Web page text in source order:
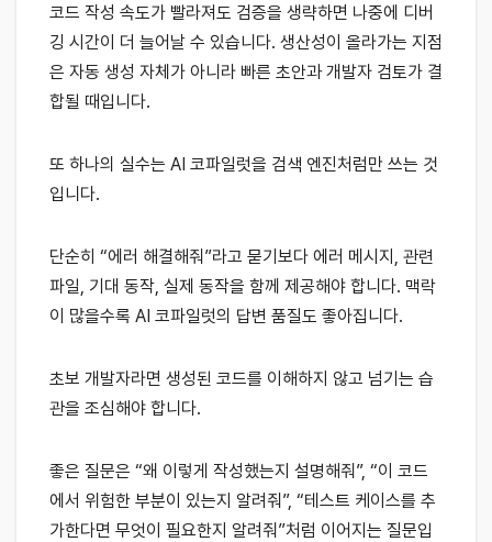
코드 작성 속도가 빨라져도 검증을 생략하면 나중에 디버
깅 시간이 더 늘어날 수 있습니다. 생산성이 올라가는 지점
은 자동 생성 자체가 아니라 빠른 초안과 개발자 검토가 결
합될 때입니다.
또 하나의 실수는 AI 코파일럿을 검색 엔진처럼만 쓰는 것
입니다.
단순히 “에러 해결해줘”라고 묻기보다 에러 메시지, 관련
파일, 기대 동작, 실제 동작을 함께 제공해야 합니다. 맥락
이 많을수록 AI 코파일럿의 답변 품질도 좋아집니다.
초보 개발자라면 생성된 코드를 이해하지 않고 넘기는 습
관을 조심해야 합니다.
좋은 질문은 “왜 이렇게 작성했는지 설명해줘”, “이 코드
에서 위험한 부분이 있는지 알려줘”, “테스트 케이스를 추
가한다면 무엇이 필요한지 알려줘”처럼 이어지는 질문입